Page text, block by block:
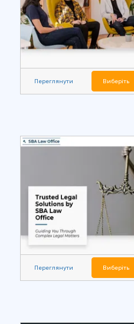
Переглянути Виберіть
Переглянути Виберіть